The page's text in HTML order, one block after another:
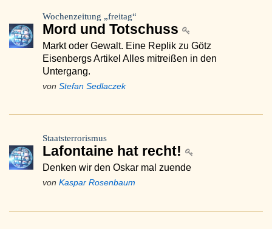
Wochenzeitung „freitag“
Mord und Totschuss
Markt oder Gewalt. Eine Replik zu Götz
Eisenbergs Artikel Alles mitreißen in den
Untergang.
von Stefan Sedlaczek
Staatsterrorismus
Lafontaine hat recht!
Denken wir den Oskar mal zuende
von Kaspar Rosenbaum